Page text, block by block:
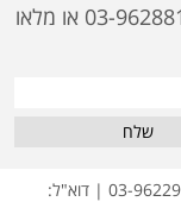
לא מצאתם את מה שרציתם? התקשרו 03-9628810 או מלאו
שלח
פרסום תבור | טלפון:03-9628810 | פקס: 03-9622919 | דוא"ל: